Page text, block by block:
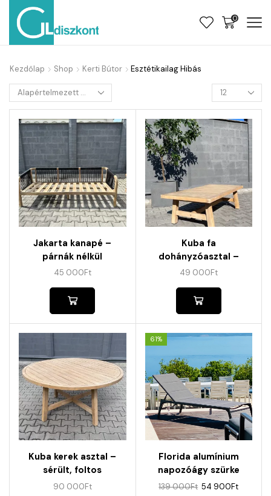
0
Kezdőlap Shop Kerti Bútor Esztétikailag Hibás
Jakarta kanapé –
párnák nélkül
45 000Ft
Kuba fa
dohányzóasztal –
sérült
49 000Ft
Kuba kerek asztal –
sérült, foltos
90 000Ft
61%
Florida alumínium
napozóágy szürke
színben SÉRÜLT
139 000Ft 54 900Ft